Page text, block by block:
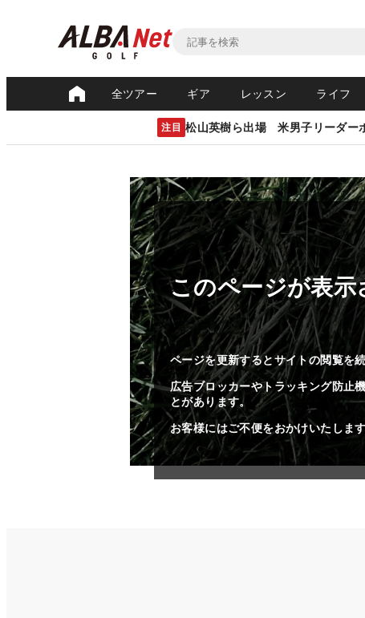
全ツアー ギア レッスン ライフ
注目 松山英樹ら出場 米男子リーダー
このページが表
ページを更新するとサイトの閲覧を
広告ブロッカーやトラッキング防止
とがあります。
お客様にはご不便をおかけいたしま